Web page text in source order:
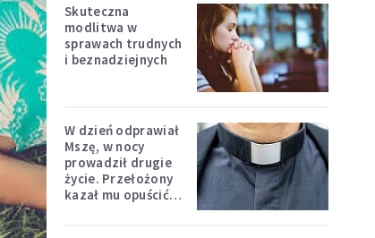
Skuteczna
modlitwa w
sprawach trudnych
i beznadziejnych
W dzień odprawiał
Mszę, w nocy
prowadził drugie
życie. Przełożony
kazał mu opuścić